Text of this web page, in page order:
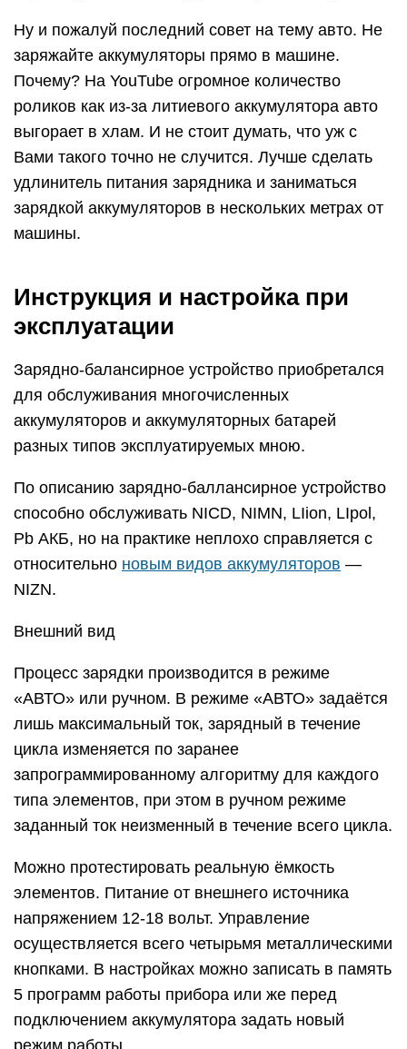
Ну и пожалуй последний совет на тему авто. Не
заряжайте аккумуляторы прямо в машине.
Почему? На YouTube огромное количество
роликов как из-за литиевого аккумулятора авто
выгорает в хлам. И не стоит думать, что уж с
Вами такого точно не случится. Лучше сделать
удлинитель питания зарядника и заниматься
зарядкой аккумуляторов в нескольких метрах от
машины.
Инструкция и настройка при
эксплуатации
Зарядно-балансирное устройство приобретался
для обслуживания многочисленных
аккумуляторов и аккумуляторных батарей
разных типов эксплуатируемых мною.
По описанию зарядно-баллансирное устройство
способно обслуживать NICD, NIMN, LIion, LIpol,
Pb АКБ, но на практике неплохо справляется с
относительно новым видов аккумуляторов —
NIZN.
Внешний вид
Процесс зарядки производится в режиме
«АВТО» или ручном. В режиме «АВТО» задаётся
лишь максимальный ток, зарядный в течение
цикла изменяется по заранее
запрограммированному алгоритму для каждого
типа элементов, при этом в ручном режиме
заданный ток неизменный в течение всего цикла.
Можно протестировать реальную ёмкость
элементов. Питание от внешнего источника
напряжением 12-18 вольт. Управление
осуществляется всего четырьмя металлическими
кнопками. В настройках можно записать в память
5 программ работы прибора или же перед
подключением аккумулятора задать новый
режим работы.